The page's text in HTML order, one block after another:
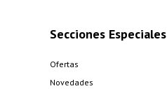
Secciones Especiales
Ofertas
Novedades